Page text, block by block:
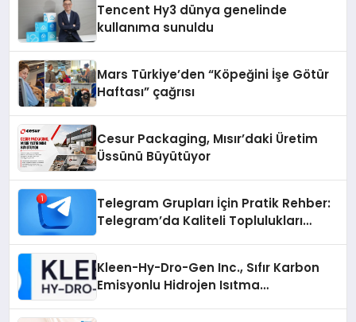
Tencent Hy3 dünya genelinde
kullanıma sunuldu
Mars Türkiye’den “Köpeğini İşe Götür
Haftası” çağrısı
Cesur Packaging, Mısır’daki Üretim
Üssünü Büyütüyor
Telegram Grupları İçin Pratik Rehber:
Telegram’da Kaliteli Toplulukları
Kleen-Hy-Dro-Gen Inc., Sıfır Karbon
Emisyonlu Hidrojen Isıtma